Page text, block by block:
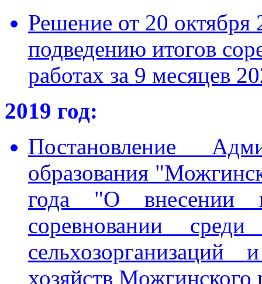
Решение от 20 октября
подведению итогов
работах за 9 месяцев
2019 год:
Постановление
образования
года "О внесении
соревновании
сельхозорганизаций
хозяйств Можгинского